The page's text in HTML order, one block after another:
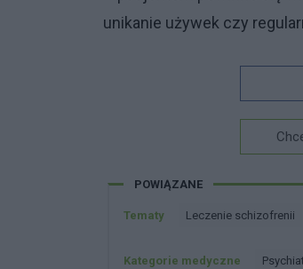
unikanie używek czy
POWIĄZANE
Tematy Leczenie schizofrenii
Kategorie medyczne